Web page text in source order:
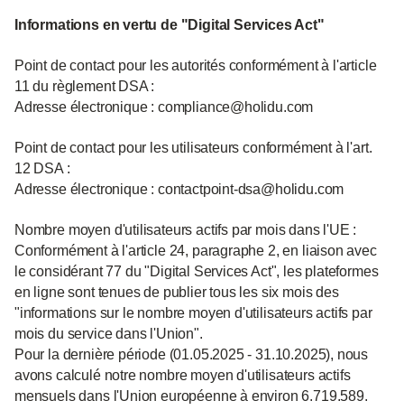
Informations en vertu de "Digital Services Act"
Point de contact pour les autorités conformément à l'article
11 du règlement DSA :
Adresse électronique : compliance@holidu.com
Point de contact pour les utilisateurs conformément à l'art.
12 DSA :
Adresse électronique : contactpoint-dsa@holidu.com
Nombre moyen d'utilisateurs actifs par mois dans l'UE :
Conformément à l'article 24, paragraphe 2, en liaison avec
le considérant 77 du "Digital Services Act", les plateformes
en ligne sont tenues de publier tous les six mois des
"informations sur le nombre moyen d'utilisateurs actifs par
mois du service dans l'Union".
Pour la dernière période (01.05.2025 - 31.10.2025), nous
avons calculé notre nombre moyen d'utilisateurs actifs
mensuels dans l'Union européenne à environ 6.719.589.